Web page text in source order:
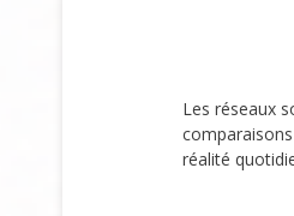
Les réseaux
réalité